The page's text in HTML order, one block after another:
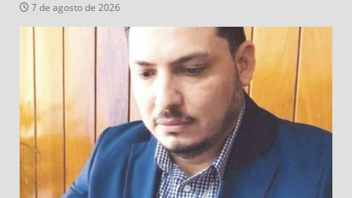
7 de agosto de 2026